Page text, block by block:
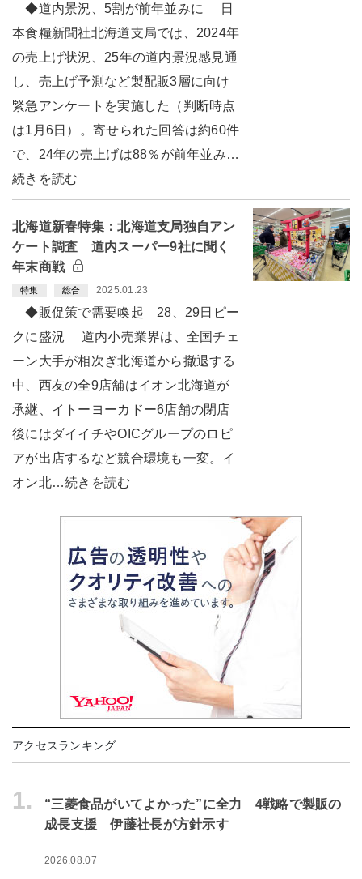
◆道内景況、5割が前年並みに 日
本食糧新聞社北海道支局では、2024年
の売上げ状況、25年の道内景況感見通
し、売上げ予測など製配販3層に向け
緊急アンケートを実施した（判断時点
は1月6日）。寄せられた回答は約60件
で、24年の売上げは88％が前年並み…
続きを読む
北海道新春特集：北海道支局独自アン
ケート調査 道内スーパー9社に聞く
年末商戦
特集 総合 2025.01.23
◆販促策で需要喚起 28、29日ピー
クに盛況 道内小売業界は、全国チェ
ーン大手が相次ぎ北海道から撤退する
中、西友の全9店舗はイオン北海道が
承継、イトーヨーカドー6店舗の閉店
後にはダイイチやOICグループのロピ
アが出店するなど競合環境も一変。イ
オン北…続きを読む
アクセスランキング
1.
“三菱食品がいてよかった”に全力 4戦略で製販の
成長支援 伊藤社長が方針示す
2026.08.07